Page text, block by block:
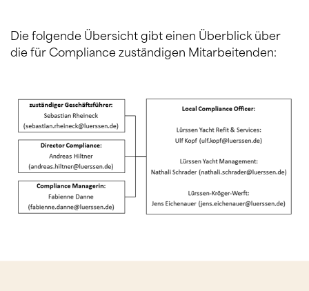
Die folgende Übersicht gibt einen Überblick über
die für Compliance zuständigen Mitarbeitenden: